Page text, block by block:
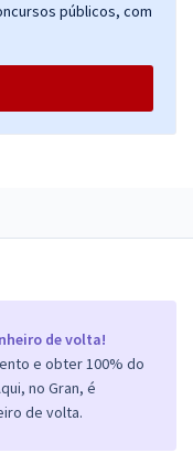
de volta!
e obter 100% do
no Gran, é
de volta.
públicos, com